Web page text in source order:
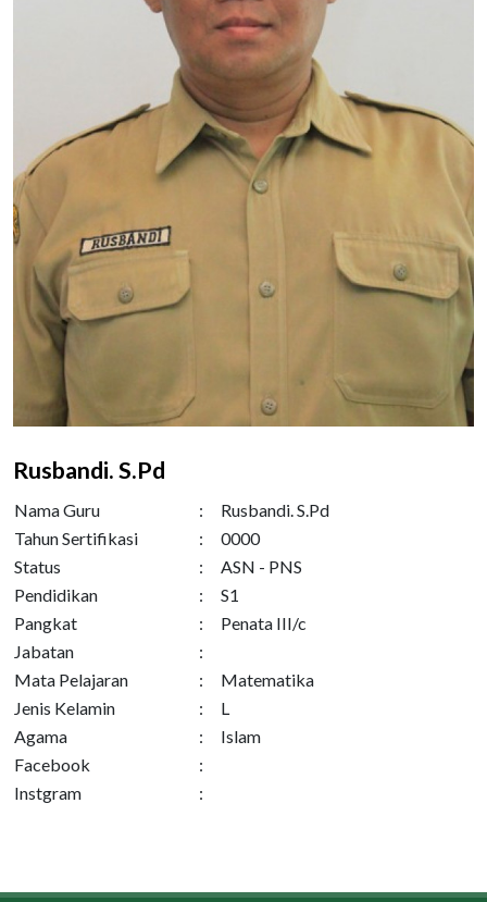
Rusbandi. S.Pd
Nama Guru :
Rusbandi. S.Pd
Tahun Sertifikasi
:
0000
Status
:
ASN - PNS
Pendidikan
:
S1
Pangkat
:
Penata III/c
Jabatan
:
Mata Pelajaran
:
Matematika
Jenis Kelamin
:
L
Agama
:
Islam
Facebook
:
Instgram
: